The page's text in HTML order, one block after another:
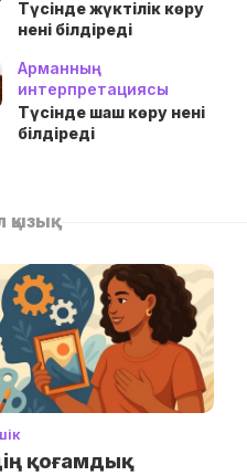
Түсінде жүктілік көру
нені білдіреді
Арманның
интерпретациясы
Түсінде шаш көру нені
білдіреді
қызық
қоғамдық